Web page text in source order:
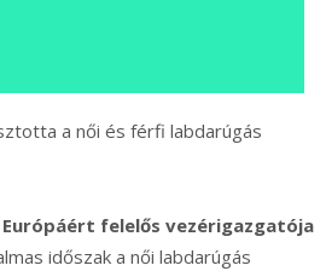
a női és férfi labdarúgás
felelős vezérigazgatója
időszak a női labdarúgás